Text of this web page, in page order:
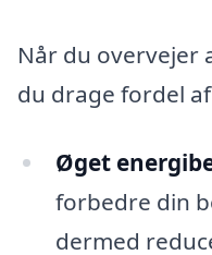
Når du overvejer
du drage fordel
Øget
forbedre din
dermed